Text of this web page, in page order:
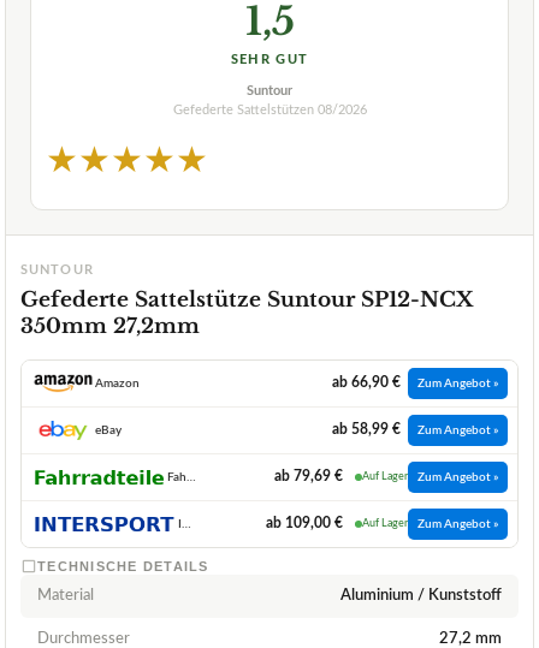
1,5
SEHR GUT
Suntour
Gefederte Sattelstützen 08/2026
★★★★★
SUNTOUR
Gefederte Sattelstütze Suntour SP12-NCX
350mm 27,2mm
Amazon ab 66,90 € Zum Angebot »
eBay ab 58,99 € Zum Angebot »
ab 79,69 € Auf Lager Zum Angebot »
ab 109,00 € Auf Lager Zum Angebot »
TECHNISCHE DETAILS
Material Aluminium / Kunststoff
Durchmesser 27,2 mm